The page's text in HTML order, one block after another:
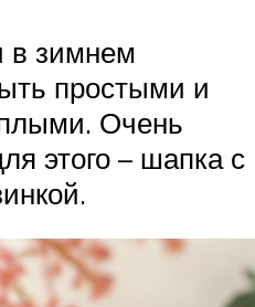
в зимнем
простыми и
Очень
этого – шапка с